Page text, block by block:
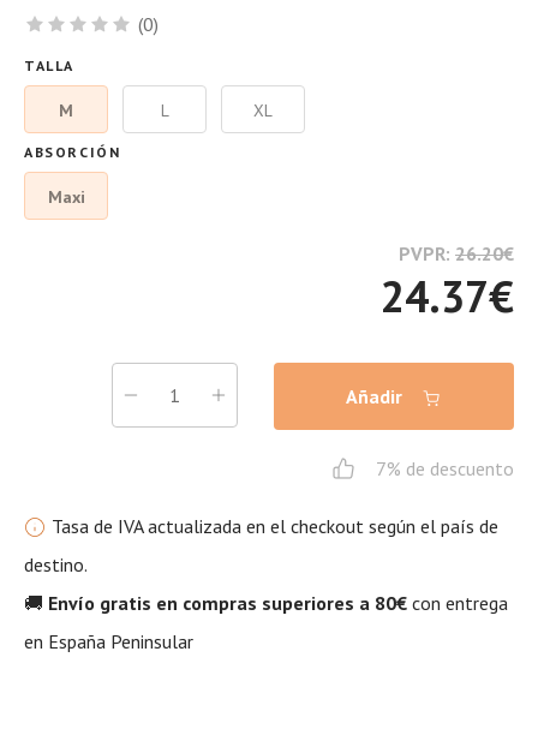
(0)
TALLA
M L XL
ABSORCIÓN
Maxi
PVPR: 26.20€
24.37€
Añadir
7% de descuento
Tasa de IVA actualizada en el checkout según el país de
destino.
🚚 Envío gratis en compras superiores a 80€ con entrega
en España Peninsular